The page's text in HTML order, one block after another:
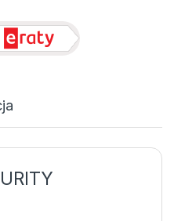
5 Użytkowników - 3 Lata -